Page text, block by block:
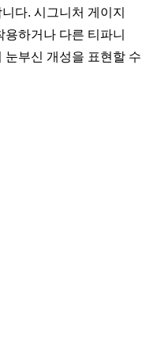
다. 시그니처 게이지
하거나 다른 티파니
부신 개성을 표현할 수